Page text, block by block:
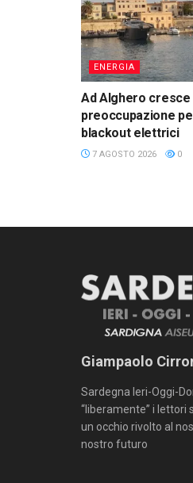
ENERGIA
Ad Alghero cresce
preoccupazione
blackout elettrici
7 AGOSTO 2026 0
Giampaolo
Sardegna Ieri-Oggi-
“liberamente” i lettori
un occhio rivolto al
nostro futuro